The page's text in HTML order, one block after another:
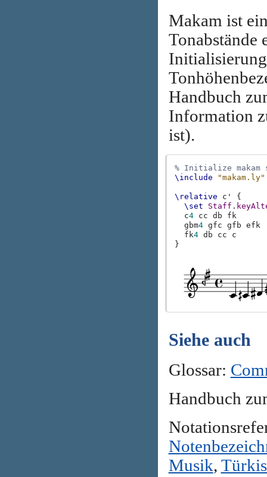
Makam ist
Tonabstände
Handbuch
Information
ist).
% Initialize makam
\include
"makam.ly"
\relative c'
{
\set
Staff .
c4 cc db
fk
gbm4 gfc gfb
efk
fk4 db cc
c
}
Siehe auch
Glossar:
Handbuch
Musik,